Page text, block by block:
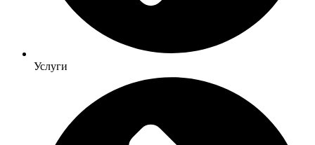
Услуги